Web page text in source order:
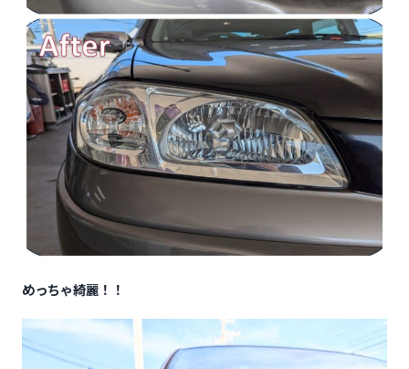
めっちゃ綺麗！！